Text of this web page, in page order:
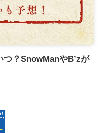
つ？SnowManやB’zが